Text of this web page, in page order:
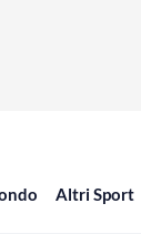
Altri Sport